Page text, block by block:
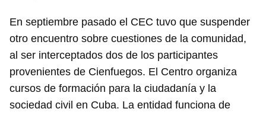
En septiembre pasado el CEC tuvo que suspender
otro encuentro sobre cuestiones de la comunidad,
al ser interceptados dos de los participantes
provenientes de Cienfuegos. El Centro organiza
cursos de formación para la ciudadanía y la
sociedad civil en Cuba. La entidad funciona de